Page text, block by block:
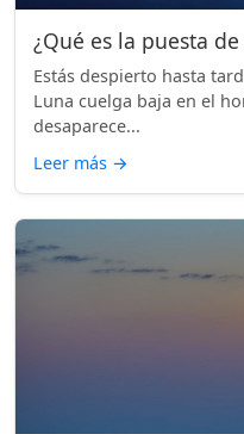
¿Qué es la puesta de
Estás despierto hasta
Luna cuelga baja en el
desaparece...
Leer más →